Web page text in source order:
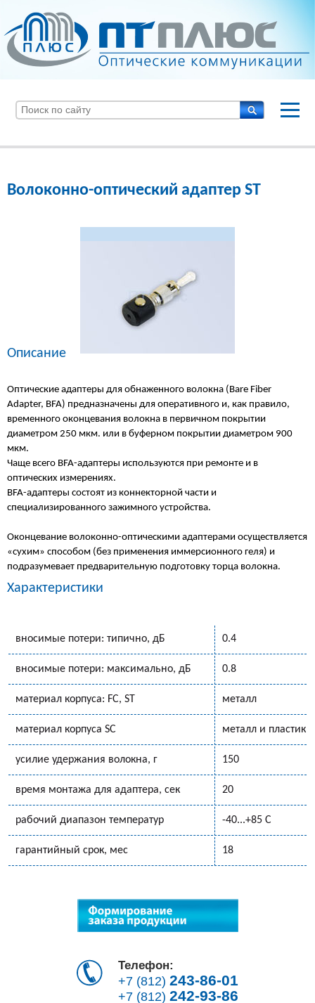
Телефон:
+7 (812)243-86-01
+7 (812)242-93-86
Волоконно-оптический адаптер ST
Описание
Оптические адаптеры для обнаженного волокна (Bare Fiber
Adapter, BFA) предназначены для оперативного и, как правило,
временного оконцевания волокна в первичном покрытии
диаметром 250 мкм. или в буферном покрытии диаметром 900
мкм.
Чаще всего BFA-адаптеры используются при ремонте и в
оптических измерениях.
BFA-адаптеры состоят из коннекторной части и
специализированного зажимного устройства.
Оконцевание волоконно-оптическими адаптерами осуществляется
«сухим» способом (без применения иммерсионного геля) и
подразумевает предварительную подготовку торца волокна.
Характеристики
вносимые потери: типично, дБ 0.4
вносимые потери: максимально, дБ 0.8
материал корпуса: FC, ST металл
материал корпуса SC металл и пластик
усилие удержания волокна, г 150
время монтажа для адаптера, сек 20
рабочий диапазон температур -40...+85 С
гарантийный срок, мес 18